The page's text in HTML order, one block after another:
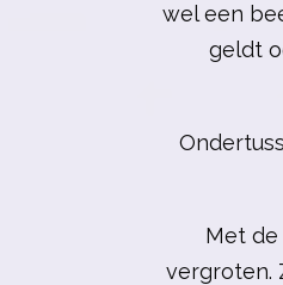
wel een
geldt
Met
vergroten.